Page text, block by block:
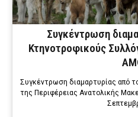
Συγκέντρωση
Κτηνοτροφικούς
Συγκέντρωση διαμαρτυρίας από
της Περιφέρειας Ανατολικής